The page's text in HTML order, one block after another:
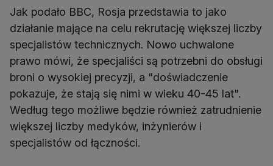
Jak podało BBC, Rosja przedstawia to jako
działanie mające na celu rekrutację większej liczby
specjalistów technicznych. Nowo uchwalone
prawo mówi, że specjaliści są potrzebni do obsługi
broni o wysokiej precyzji, a "doświadczenie
pokazuje, że stają się nimi w wieku 40-45 lat".
Według tego możliwe będzie również zatrudnienie
większej liczby medyków, inżynierów i
specjalistów od łączności.